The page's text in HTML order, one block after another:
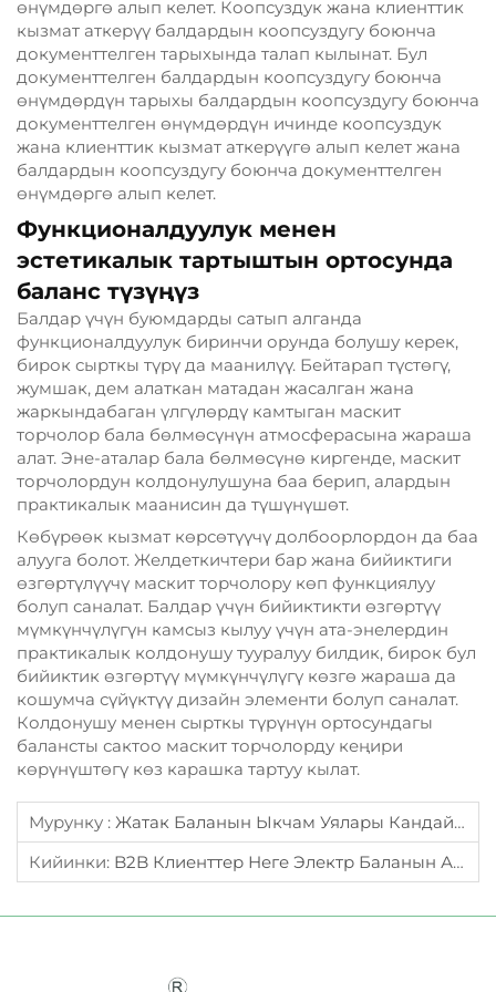
өнүмдөргө алып келет. Коопсуздук жана клиенттик
кызмат аткерүү балдардын коопсуздугу боюнча
документтелген тарыхында талап кылынат. Бул
документтелген балдардын коопсуздугу боюнча
өнүмдөрдүн тарыхы балдардын коопсуздугу боюнча
документтелген өнүмдөрдүн ичинде коопсуздук
жана клиенттик кызмат аткерүүгө алып келет жана
балдардын коопсуздугу боюнча документтелген
өнүмдөргө алып келет.
Функционалдуулук менен
эстетикалык тартыштын ортосунда
баланс түзүңүз
Балдар үчүн буюмдарды сатып алганда
функционалдуулук биринчи орунда болушу керек,
бирок сырткы түрү да маанилүү. Бейтарап түстөгү,
жумшак, дем алаткан матадан жасалган жана
жаркындабаган үлгүлөрдү камтыган маскит
торчолор бала бөлмөсүнүн атмосферасына жараша
алат. Эне-аталар бала бөлмөсүнө киргенде, маскит
торчолордун колдонулушуна баа берип, алардын
практикалык маанисин да түшүнүшөт.
Көбүрөөк кызмат көрсөтүүчү долбоорлордон да баа
алууга болот. Желдеткичтери бар жана бийиктиги
өзгөртүлүүчү маскит торчолору көп функциялуу
болуп саналат. Балдар үчүн бийиктикти өзгөртүү
мүмкүнчүлүгүн камсыз кылуу үчүн ата-энелердин
практикалык колдонушу тууралуу билдик, бирок бул
бийиктик өзгөртүү мүмкүнчүлүгү көзгө жараша да
кошумча сүйүктүү дизайн элементи болуп саналат.
Колдонушу менен сырткы түрүнүн ортосундагы
балансты сактоо маскит торчолорду кеңири
көрүнүштөгү көз карашка тартуу кылат.
Мурунку : Жатак Баланын Ыкчам Уялары Кандай Коопсуздук Чараларын Камтышы Керек?
Кийинки: B2B Клиенттер Неге Электр Баланын Айланасын Камсыз Кылышат?